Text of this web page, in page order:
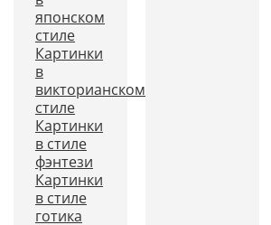
японском
стиле
Картинки
в
викторианском
стиле
Картинки
в стиле
фэнтези
Картинки
в стиле
готика